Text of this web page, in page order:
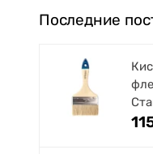
Последние